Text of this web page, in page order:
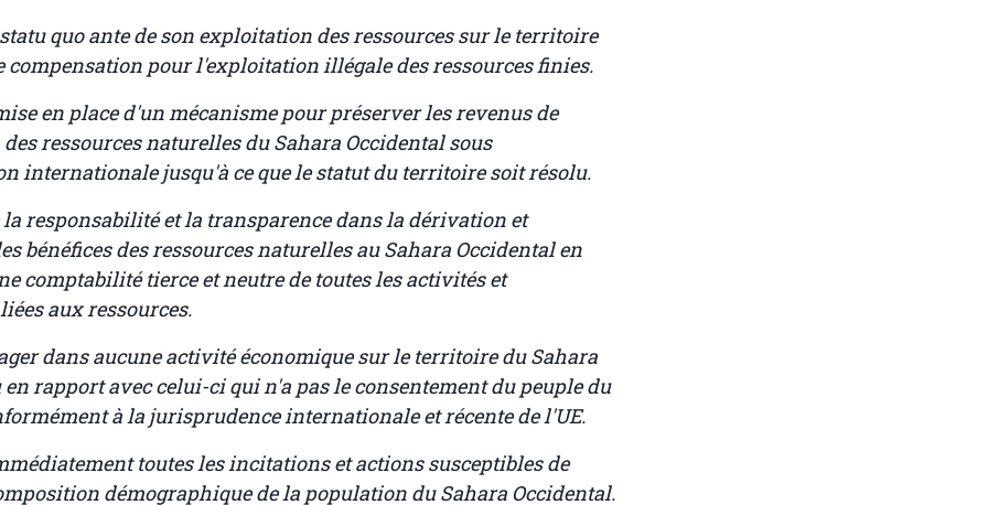
quo ante de son exploitation des ressources sur le territoire
compensation pour l'exploitation illégale des ressources finies.
en place d'un mécanisme pour préserver les revenus de
ressources naturelles du Sahara Occidental sous
internationale jusqu'à ce que le statut du territoire soit résolu.
responsabilité et la transparence dans la dérivation et
bénéfices des ressources naturelles au Sahara Occidental en
comptabilité tierce et neutre de toutes les activités et
aux ressources.
dans aucune activité économique sur le territoire du Sahara
rapport avec celui-ci qui n'a pas le consentement du peuple du
à la jurisprudence internationale et récente de l'UE.
toutes les incitations et actions susceptibles de
démographique de la population du Sahara Occidental.